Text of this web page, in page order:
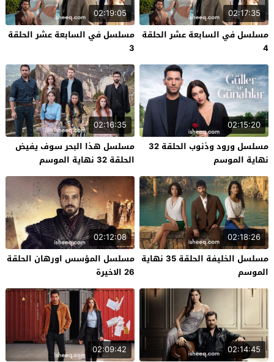
02:17:35
مسلسل في السابعة عشر الحلقة
4
02:19:05
مسلسل في السابعة عشر الحلقة
3
02:15:20
مسلسل ورود وذنوب الحلقة 32
نهاية الموسم
02:16:35
مسلسل هذا البحر سوف يفيض
الحلقة 32 نهاية الموسم
02:18:26
مسلسل الخليفة الحلقة 35 نهاية
الموسم
02:12:08
مسلسل المؤسس اورهان الحلقة
26 الاخيرة
02:14:45
02:09:42